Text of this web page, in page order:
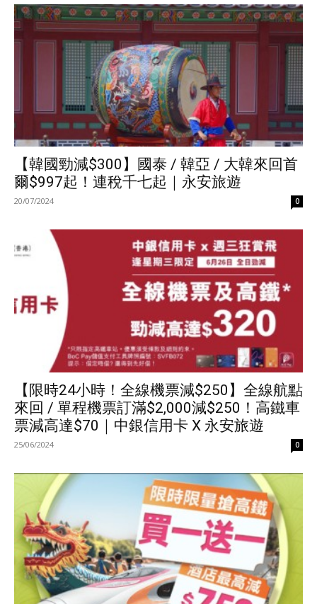
【韓國勁減$300】國泰 / 韓亞 / 大韓來回首
爾$997起！連稅千七起｜永安旅遊
20/07/2024 0
【限時24小時！全線機票減$250】全線航點
來回 / 單程機票訂滿$2,000減$250！高鐵車
票減高達$70｜中銀信用卡 X 永安旅遊
25/06/2024 0